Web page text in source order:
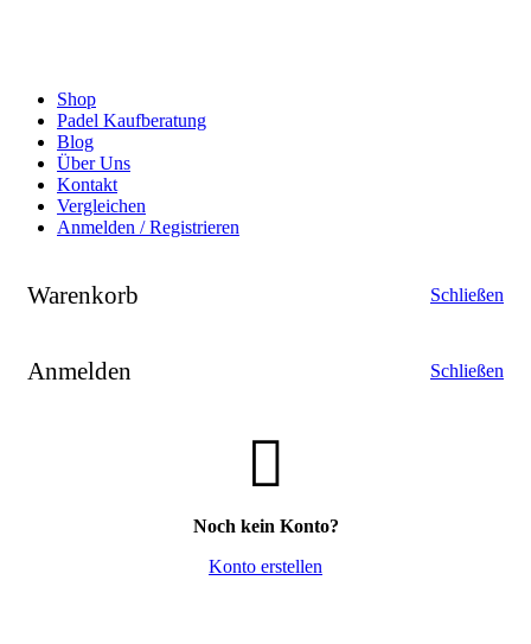
Shop
Padel Kaufberatung
Blog
Über Uns
Kontakt
Vergleichen
Anmelden / Registrieren
Warenkorb Schließen
Anmelden Schließen
Noch kein Konto?
Konto erstellen